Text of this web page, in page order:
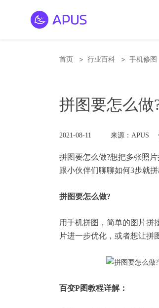
首页 > 行业百科 > 手机修图
拼图要怎么做
2021-08-11 来源：APUS
拼图要怎么做?想把多张照
跟小伙伴们聊聊如何3步就拼
拼图要怎么做?
用手机拼图，简单的图片拼
片进一步优化，或者想让拼
百变P图教程详解：